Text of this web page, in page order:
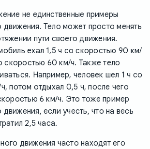
не единственные примеры
движения. Тело может просто менять
пути своего движения.
ехал 1,5 ч со скоростью 90 км/
скоростью 60 км/ч. Также тело
Например, человек шел 1 ч со
потом отдыхал 0,5 ч, после чего
6 км/ч. Это тоже пример
если учесть, что на весь
2,5 часа.
движения часто находят его